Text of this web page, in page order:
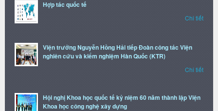
Hợp tác quốc tế
Chi tiết
Viện trưởng Nguyễn Hồng Hải tiếp Đoàn công tác Viện
nghiên cứu và kiểm nghiệm Hàn Quốc (KTR)
Chi tiết
Hội nghị Khoa học quốc tế kỷ niệm 60 năm thành lập Viện
Khoa học công nghệ xây dựng